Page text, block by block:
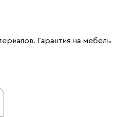
Гарантия на мебель